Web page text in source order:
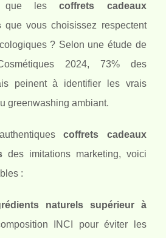
que lescoffrets cadeaux
que vous choisissez respectent
? Selon une étude de
2024, 73% des
peinent à identifier les vrais
greenwashing ambiant.
coffrets cadeaux
des imitations marketing, voici
:
naturels supérieur à
INCI pour éviter les